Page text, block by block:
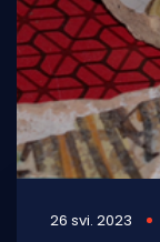
26 svi. 2023